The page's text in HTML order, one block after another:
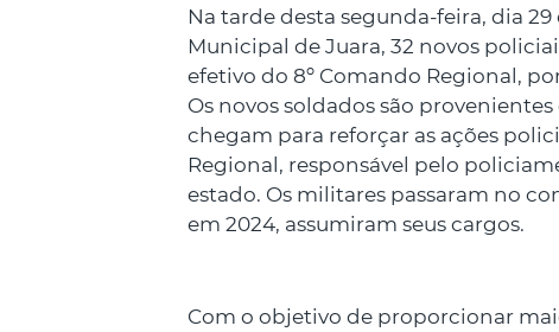
Na tarde desta segunda-feira, dia
Municipal de Juara, 32 novos
efetivo do 8º Comando Regional,
Os novos soldados são
chegam para reforçar as ações
Regional, responsável pelo
estado. Os militares passaram no
em 2024, assumiram seus cargos.
Com o objetivo de proporcionar